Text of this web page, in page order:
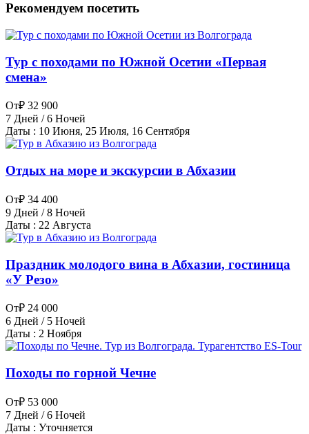
Рекомендуем посетить
Тур с походами по Южной Осетии «Первая
смена»
От₽ 32 900
7 Дней / 6 Ночей
Даты : 10 Июня, 25 Июля, 16 Сентября
Отдых на море и экскурсии в Абхазии
От₽ 34 400
9 Дней / 8 Ночей
Даты : 22 Августа
Праздник молодого вина в Абхазии, гостиница
«У Резо»
От₽ 24 000
6 Дней / 5 Ночей
Даты : 2 Ноября
Походы по горной Чечне
От₽ 53 000
7 Дней / 6 Ночей
Даты : Уточняется